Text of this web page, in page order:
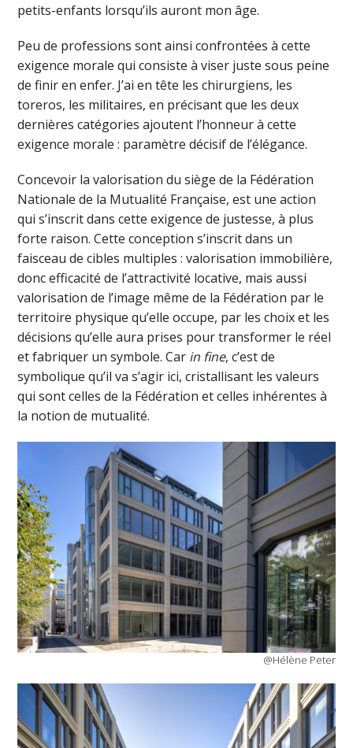
petits-enfants lorsqu’ils auront mon âge.
Peu de professions sont ainsi confrontées à cette
exigence morale qui consiste à viser juste sous peine
de finir en enfer. J’ai en tête les chirurgiens, les
toreros, les militaires, en précisant que les deux
dernières catégories ajoutent l’honneur à cette
exigence morale : paramètre décisif de l’élégance.
Concevoir la valorisation du siège de la Fédération
Nationale de la Mutualité Française, est une action
qui s’inscrit dans cette exigence de justesse, à plus
forte raison. Cette conception s’inscrit dans un
faisceau de cibles multiples : valorisation immobilière,
donc efficacité de l’attractivité locative, mais aussi
valorisation de l’image même de la Fédération par le
territoire physique qu’elle occupe, par les choix et les
décisions qu’elle aura prises pour transformer le réel
et fabriquer un symbole. Car in fine, c’est de
symbolique qu’il va s’agir ici, cristallisant les valeurs
qui sont celles de la Fédération et celles inhérentes à
la notion de mutualité.
@Hélène Peter